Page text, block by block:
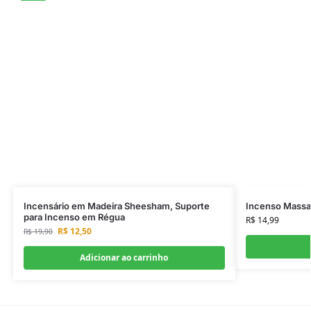
Incensário em Madeira Sheesham, Suporte
para Incenso em Régua
R$19,90 R$12,50
Adicionar ao carrinho
Incenso
R$14,99